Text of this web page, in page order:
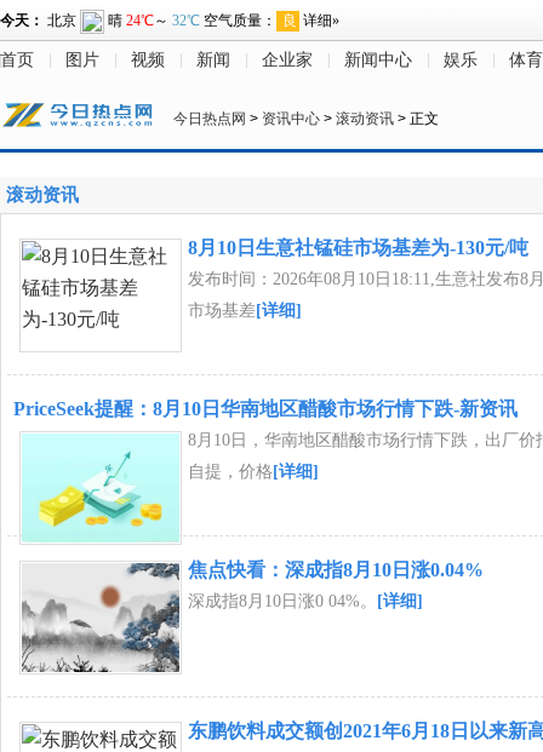
首页 图片 视频 新闻 企业家 新闻中心 娱乐 体育
今日热点网 > 资讯中心 > 滚动资讯 > 正文
滚动资讯
8月10日生意社锰硅市场基差为-130元/吨
发布时间：2026年08月10日18:11,生意社发布8
市场基差[详细]
PriceSeek提醒：8月10日华南地区醋酸市场行情下跌-新资讯
8月10日，华南地区醋酸市场行情下跌，出厂价
自提，价格 [详细]
焦点快看：深成指8月10日涨0.04%
深成指8月10日涨0 04%。 [详细]
东鹏饮料成交额创2021年6月18日以来新